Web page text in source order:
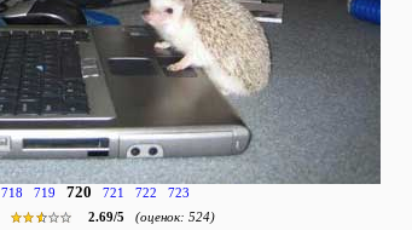
718 719 720 721 722
723
2.69/5 (оценок: 524)